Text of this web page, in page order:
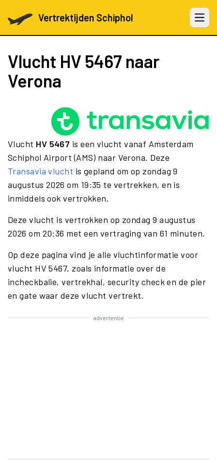
Vertrektijden Schiphol Open
Vlucht HV 5467 naar
Verona
Vlucht HV 5467 is een vlucht vanaf Amsterdam
Schiphol Airport (AMS) naar Verona. Deze
Transavia vlucht is gepland om op zondag 9
augustus 2026 om 19:35 te vertrekken, en is
inmiddels ook vertrokken.
Deze vlucht is vertrokken op zondag 9 augustus
2026 om 20:36 met een vertraging van 61 minuten.
Op deze pagina vind je alle vluchtinformatie voor
vlucht HV 5467, zoals informatie over de
incheckbalie, vertrekhal, security check en de pier
en gate waar deze vlucht vertrekt.
advertentie